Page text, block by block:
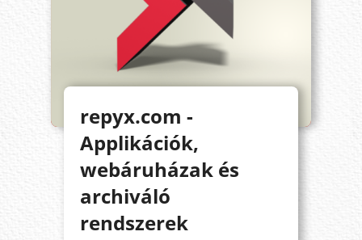
repyx.com -
Applikációk,
webáruházak és
archiváló
rendszerek